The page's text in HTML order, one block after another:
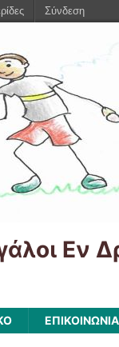
Εν
ΕΠΙΚΟΙΝΩΝΙΑ
Σύνδεση